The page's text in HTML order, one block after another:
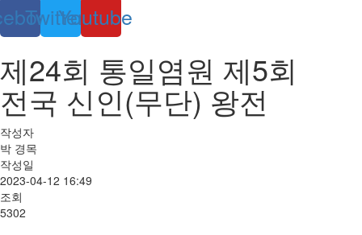
TwitterYoutube
제24회 통일염원 제5회
전국 신인(무단) 왕전
작성자
박 경목
작성일
2023-04-12 16:49
조회
5302